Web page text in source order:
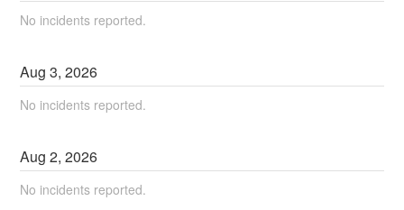
No incidents reported.
Aug3,2026
No incidents reported.
Aug2,2026
No incidents reported.